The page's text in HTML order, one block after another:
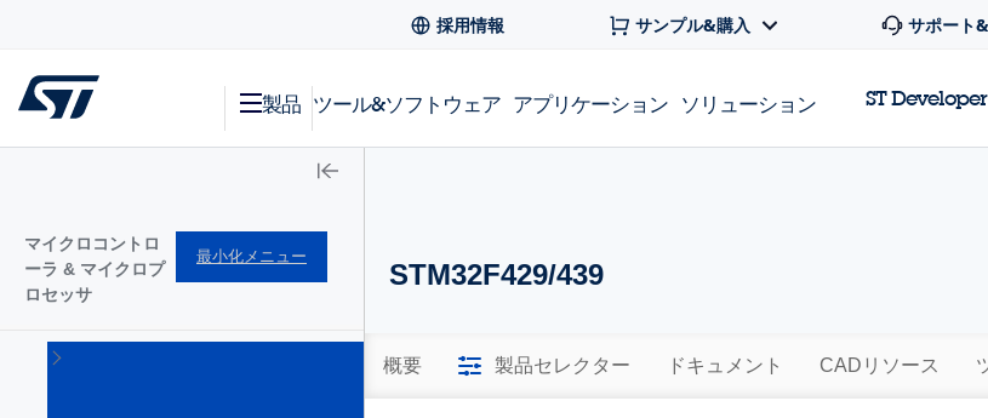
採用情報 サンプル&購入 サポート
製品 ツール&ソフトウェア アプリケーション ソリューション ST
マイクロコントロ
ーラ & マイクロプ
ロセッサ
最小化メニュー
STM32
Arm
Cortex
STM32F429/439
概要 製品セレクター ドキュメント CADリソース